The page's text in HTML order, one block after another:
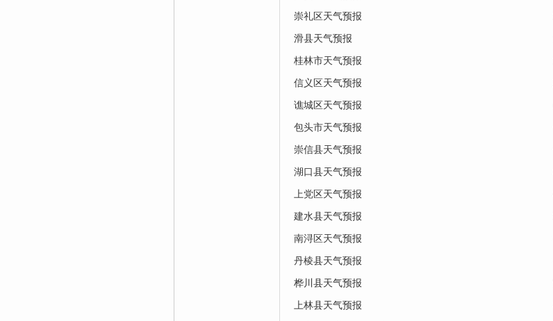
崇礼区天气预报
滑县天气预报
桂林市天气预报
信义区天气预报
谯城区天气预报
包头市天气预报
崇信县天气预报
湖口县天气预报
上党区天气预报
建水县天气预报
南浔区天气预报
丹棱县天气预报
桦川县天气预报
上林县天气预报